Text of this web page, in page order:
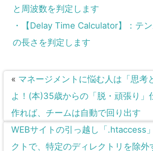
と周波数を判定します
・【Delay Time Calculator】：テ
の長さを判定します
« マネージメントに悩む人は「思考
よ！(本)35歳からの「脱・頑張り」
作れば、チームは自動で回り出す
WEBサイトの引っ越し「.htaccess
クトで、特定のディレクトリを除外